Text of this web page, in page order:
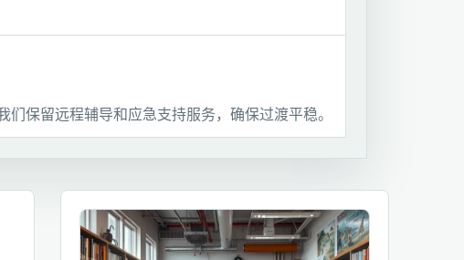
保留远程辅导和应急支持服务，确保过渡平稳。